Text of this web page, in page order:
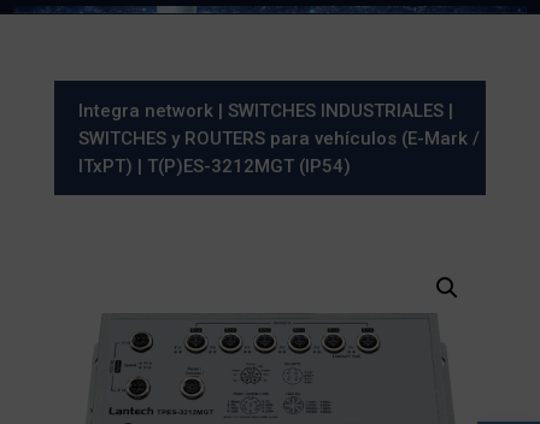
Integra network| SWITCHES INDUSTRIALES|
SWITCHES y ROUTERS para vehículos (E-Mark /
ITxPT) | T(P)ES-3212MGT (IP54)